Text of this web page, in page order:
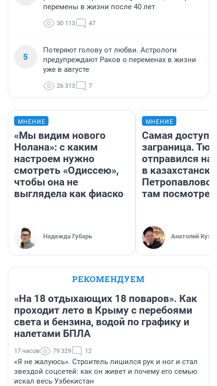
перемены в жизни после 40 лет
30 113 47
5
Потеряют голову от любви. Астрологи
предупреждают Раков о переменах в жизни
уже в августе
26 313 7
МНЕНИЕ
«Мы видим нового
Нолана»: с каким
настроем нужно
смотреть «Одиссею»,
чтобы она не
выглядела как фиаско
Надежда Губарь
МНЕНИЕ
Самая
заграница.
отправился
в
там
Анатолий
РЕКОМЕНДУЕМ
«На 18 отдыхающих 18 поваров». Как
проходит лето в Крыму с перебоями
света и бензина, водой по графику и
налетами БПЛА
17 часов 79 329 12
«Я не жалуюсь». Строитель лишился рук и ног и стал
звездой соцсетей: как он живет и почему его семью
искал весь Узбекистан